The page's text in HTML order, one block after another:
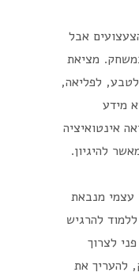
אבל
מציאת
לפליאה,
מידע
אינטואיציה
להיגיון.
עצמי מנבאת
להרגיש
לצרוך
להעריך את